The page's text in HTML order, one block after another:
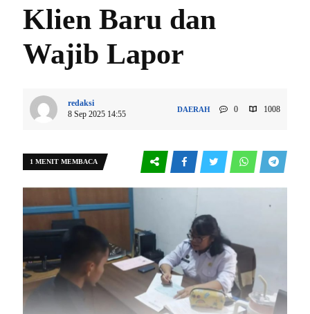
Klien Baru dan
Wajib Lapor
redaksi
8 Sep 2025 14:55
DAERAH 0 1008
1 MENIT MEMBACA